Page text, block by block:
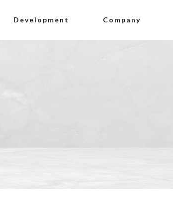
Development Company